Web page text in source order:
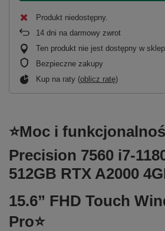
Produkt niedostępny
14 dni na darmowy zwrot
Ten produkt nie jest dostępny w
Bezpieczne zakupy
Kup na raty (oblicz ratę)
⭐Moc i
Precision 7560 i7-
512GB RTX A2000
15.6” FHD Touch
Pro⭐